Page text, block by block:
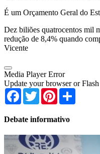
É um Orçamento Geral do
Dez biliões quatrocentos mil
redução de 8,4% quando
Vicente
Media Player Error
Update your browser or
Facebook
TwitterPinterest
Debate informativo